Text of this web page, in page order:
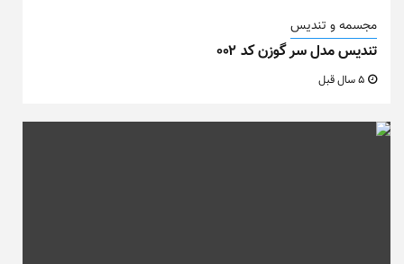
مجسمه و تندیس
تندیس مدل سر گوزن کد ۰۰۲